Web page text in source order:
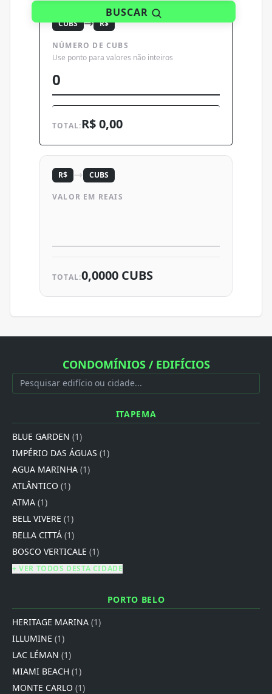
BUSCAR
CUBS R$
NÚMERO DE CUBS
Use ponto para valores não inteiros
TOTAL:R$ 0,00
R$ CUBS
VALOR EM REAIS
TOTAL:0,0000 CUBS
CONDOMÍNIOS / EDIFÍCIOS
ITAPEMA
BLUE GARDEN (1)
IMPÉRIO DAS ÁGUAS (1)
AGUA MARINHA (1)
ATLÂNTICO (1)
ATMA (1)
BELL VIVERE (1)
BELLA CITTÁ (1)
BOSCO VERTICALE (1)
+ VER TODOS DESTA CIDADE
PORTO BELO
HERITAGE MARINA (1)
ILLUMINE (1)
LAC LÉMAN (1)
MIAMI BEACH (1)
MONTE CARLO (1)